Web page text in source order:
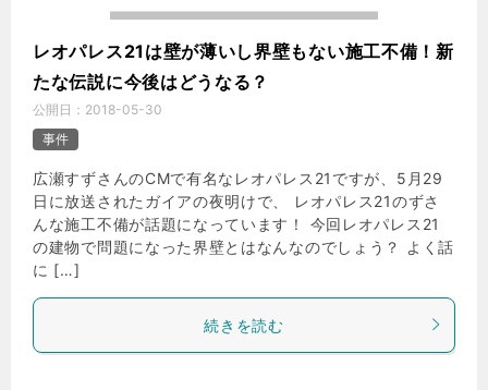
レオパレス21は壁が薄いし界壁もない施工不備！新
たな伝説に今後はどうなる？
公開日： 2018-05-30
事件
広瀬すずさんのCMで有名なレオパレス21ですが、5月29
日に放送されたガイアの夜明けで、 レオパレス21のずさ
んな施工不備が話題になっています！ 今回レオパレス21
の建物で問題になった界壁とはなんなのでしょう？ よく話
に […]
続きを読む